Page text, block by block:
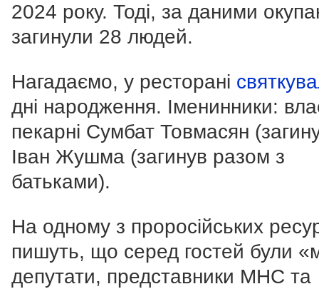
2024 року. Тоді, за даними
загинули 28 людей.
Нагадаємо, у ресторані
дні народження. Іменинники:
пекарні Сумбат Товмасян
Іван Жушма (загинув разом з
батьками).
На одному з проросійських
пишуть, що серед гостей були
депутати, представники МНС та